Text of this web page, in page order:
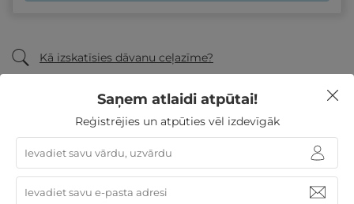
Kā izskatīsies dāvanu ceļazīme?
Biežāk uzdotie jautājumi
Citi daudzfunkcionālās dāvanu kartes
piedāvājumi:
Saņem atlaidi atpūtai!
Reģistrējies un atpūties vēl izdevīgāk